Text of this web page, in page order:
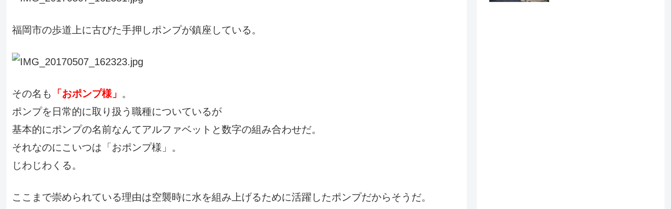
福岡市の歩道上に古びた手押しポンプが鎮座している。
その名も 「おポンプ様」 。
ポンプを日常的に取り扱う職種についているが
基本的にポンプの名前なんてアルファベットと数字の組み合わせだ。
それなのにこいつは「おポンプ様」。
じわじわくる。
ここまで崇められている理由は空襲時に水を組み上げるために活躍したポンプだからそうだ。